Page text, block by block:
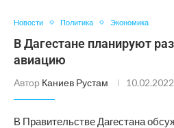
Новости Политика Экономика
В Дагестане планируют
авиацию
Автор Каниев Рустам 10.02.2022
В Правительстве Дагестана